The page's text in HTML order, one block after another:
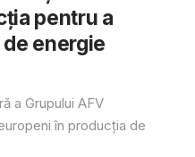
pentru a
energie
a Grupului AFV
în producția de